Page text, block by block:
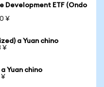
Development ETF (Ondo
¥
a Yuan chino
¥
Yuan chino
¥